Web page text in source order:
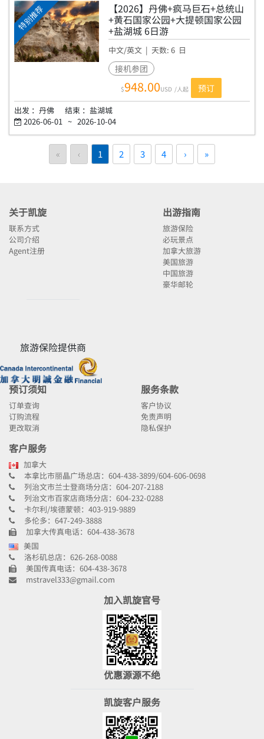
特别推荐
MA6
【2026】丹佛+疯马巨石+总统山
+黄石国家公园+大提顿国家公园
+盐湖城 6日游
中文/英文 | 天数: 6 日
接机参团
$948.00USD /人起 预订
出发 ： 丹佛 结束 ： 盐湖城
2026-06-01 ~ 2026-10-04
« ‹ 1 2 3 4 › »
关于凯旋
联系方式
公司介绍
Agent注册
出游指南
旅游保险
必玩景点
加拿大旅游
美国旅游
中国旅游
豪华邮轮
旅游保险提供商
预订须知
订单查询
订购流程
更改取消
服务条款
客户协议
免责声明
隐私保护
客户服务
加拿大
本拿比市丽晶广场总店：604-438-3899/604-606-0698
列治文市兰士登商场分店：604-207-2188
列治文市百家店商场分店：604-232-0288
卡尔利/埃德蒙顿：403-919-9889
多伦多：647-249-3888
加拿大传真电话：604-438-3678
美国
洛杉矶总店：626-268-0088
美国传真电话：604-438-3678
mstravel333@gmail.com
加入凯旋官号
优惠源源不绝
凯旋客户服务